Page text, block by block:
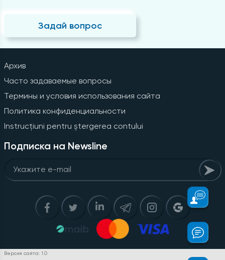
Задай вопрос
Архив
Часто задаваемые вопросы
Термины и условия использования сайта
Политика конфиденциальности
Instrucțiuni pentru ștergerea contului
Подписка на Newsline
Версия сайта: 1.0